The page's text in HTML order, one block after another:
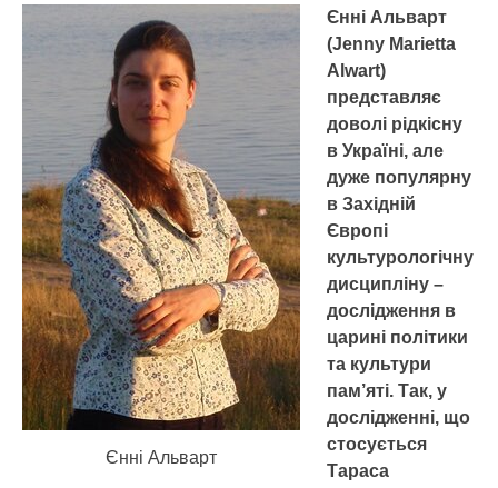
Єнні Альварт
Єнні Альварт
(Jenny Marietta
Alwart)
представляє
доволі рідкісну
в Україні, але
дуже популярну
в Західній
Європі
культурологічну
дисципліну –
дослідження в
царині політики
та культури
пам’яті. Так, у
дослідженні, що
стосується
Тараса